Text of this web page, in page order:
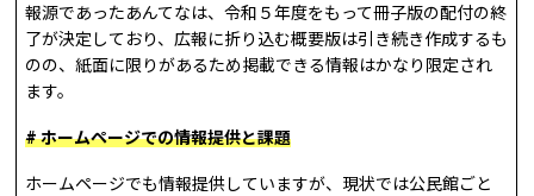
報源であったあんてなは、令和５年度をもって冊子版の配付の終
了が決定しており、広報に折り込む概要版は引き続き作成するも
のの、紙面に限りがあるため掲載できる情報はかなり限定され
ます。
#ホームページでの情報提供と課題
ホームページでも情報提供していますが、 現状では公民館ごと